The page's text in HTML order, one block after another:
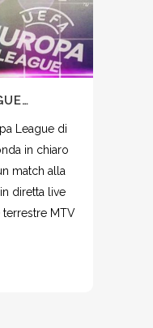
League di
in chiaro
match alla
diretta live
MTV